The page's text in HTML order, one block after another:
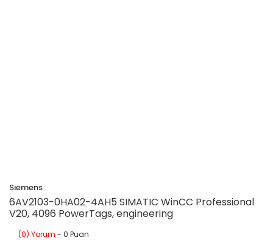
Siemens
6AV2103-0HA02-4AH5 SIMATIC WinCC Professional
V20, 4096 PowerTags, engineering
(0) Yorum - 0 Puan